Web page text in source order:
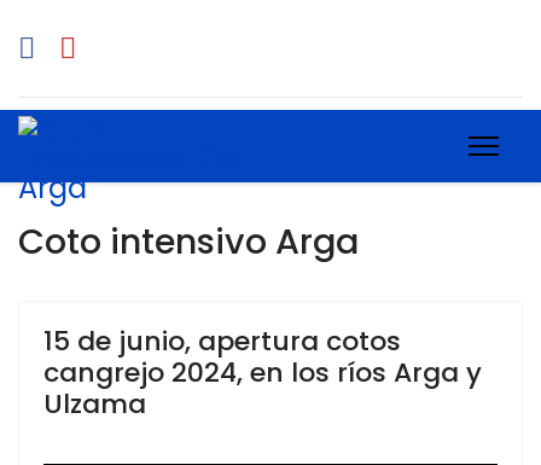
Coto intensivo Arga
15 de junio, apertura cotos
cangrejo 2024, en los ríos Arga y
Ulzama